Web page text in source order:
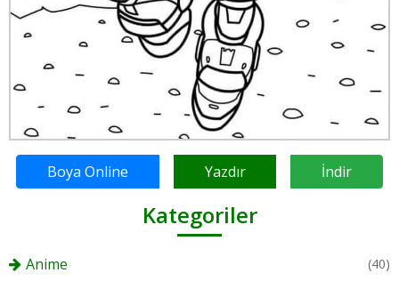
Boya Online Yazdır İndir
Kategoriler
Anime (40)